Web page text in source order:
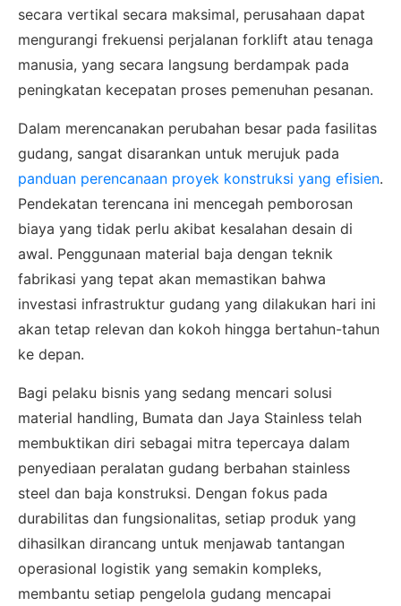
secara vertikal secara maksimal, perusahaan dapat
mengurangi frekuensi perjalanan forklift atau tenaga
manusia, yang secara langsung berdampak pada
peningkatan kecepatan proses pemenuhan pesanan.
Dalam merencanakan perubahan besar pada fasilitas
gudang, sangat disarankan untuk merujuk pada
panduan perencanaan proyek konstruksi yang efisien.
Pendekatan terencana ini mencegah pemborosan
biaya yang tidak perlu akibat kesalahan desain di
awal. Penggunaan material baja dengan teknik
fabrikasi yang tepat akan memastikan bahwa
investasi infrastruktur gudang yang dilakukan hari ini
akan tetap relevan dan kokoh hingga bertahun-tahun
ke depan.
Bagi pelaku bisnis yang sedang mencari solusi
material handling, Bumata dan Jaya Stainless telah
membuktikan diri sebagai mitra tepercaya dalam
penyediaan peralatan gudang berbahan stainless
steel dan baja konstruksi. Dengan fokus pada
durabilitas dan fungsionalitas, setiap produk yang
dihasilkan dirancang untuk menjawab tantangan
operasional logistik yang semakin kompleks,
membantu setiap pengelola gudang mencapai
SALES ASSISTANCE
Hubungi Tim Sales